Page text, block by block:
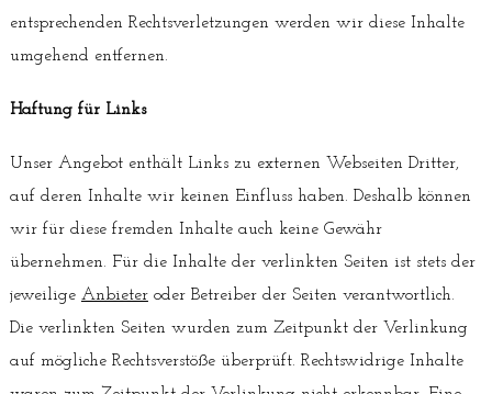
entsprechenden Rechtsverletzungen werden wir diese Inhalte
umgehend entfernen.
Haftung für Links
Unser Angebot enthält Links zu externen Webseiten Dritter,
auf deren Inhalte wir keinen Einfluss haben. Deshalb können
wir für diese fremden Inhalte auch keine Gewähr
übernehmen. Für die Inhalte der verlinkten Seiten ist stets der
jeweilige Anbieteroder Betreiber der Seiten verantwortlich.
Die verlinkten Seiten wurden zum Zeitpunkt der Verlinkung
auf mögliche Rechtsverstöße überprüft. Rechtswidrige Inhalte